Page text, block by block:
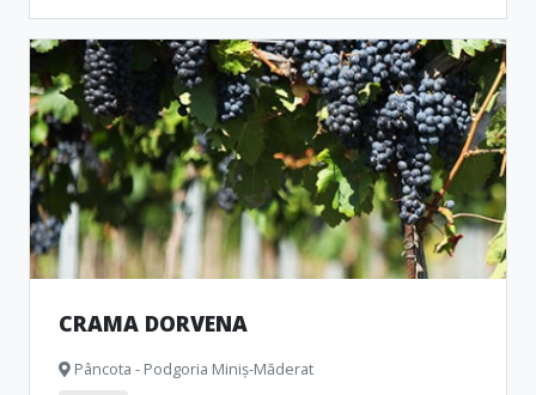
CRAMA DORVENA
Pâncota - Podgoria Miniș-Măderat